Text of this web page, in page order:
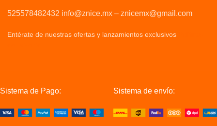
525578482432 info@znice.mx – znicemx@gmail.com
Entérate de nuestras ofertas y lanzamientos exclusivos
Sistema de Pago: Sistema de envío: